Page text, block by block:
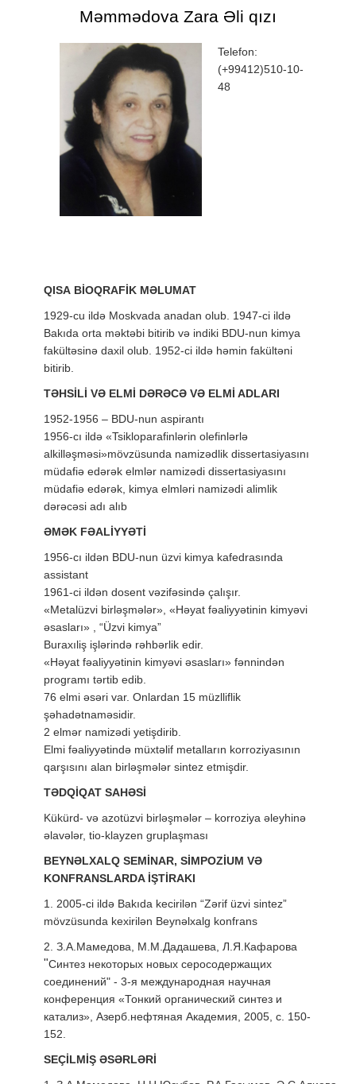
Məmmədova Zara Əli qızı
Telefon:
(+99412)510-10-
48
QISA BİOQRAFİK MƏLUMAT
1929-cu ildə Moskvada anadan olub. 1947-ci ildə
Bakıda orta məktəbi bitirib və indiki BDU-nun kimya
fakültəsinə daxil olub. 1952-ci ildə həmin fakültəni
bitirib.
TƏHSİLİ VƏ ELMİ DƏRƏCƏ VƏ ELMİ ADLARI
1952-1956 – BDU-nun aspirantı
1956-cı ildə «Tsikloparafinlərin olefinlərlə
alkilləşməsi»mövzüsunda namizədlik dissertasiyasını
müdafiə edərək elmlər namizədi dissertasiyasını
müdafiə edərək, kimya elmləri namizədi alimlik
dərəcəsi adı alıb
ƏMƏK FƏALİYYƏTİ
1956-cı ildən BDU-nun üzvi kimya kafedrasında
assistant
1961-ci ildən dosent vəzifəsində çalışır.
«Metalüzvi birləşmələr», «Həyat fəaliyyətinin kimyəvi
əsasları» , “Üzvi kimya”
Buraxıliş işlərində rəhbərlik edir.
«Həyat fəaliyyətinin kimyəvi əsasları» fənnindən
programı tərtib edib.
76 elmi əsəri var. Onlardan 15 müzlliflik
şəhadətnaməsidir.
2 elmər namizədi yetişdirib.
Elmi fəaliyyətində müxtəlif metalların korroziyasının
qarşısını alan birləşmələr sintez etmişdir.
TƏDQİQAT SAHƏSİ
Kükürd- və azotüzvi birləşmələr – korroziya əleyhinə
əlavələr, tio-klayzen gruplaşması
BEYNƏLXALQ SEMİNAR, SİMPOZİUM VƏ
KONFRANSLARDA İŞTİRAKI
1. 2005-ci ildə Bakıda kecirilən “Zərif üzvi sintez”
mövzüsunda kexirilən Beynəlxalg konfrans
2. З.А.Мамедова, М.М.Дадашева, Л.Я.Кафарова
"Синтез некоторых новых серосодержащих
соединений" - 3-я международная научная
конференция «Тонкий органический синтез и
катализ», Азерб.нефтяная Академия, 2005, с. 150-
152.
SEÇİLMİŞ ƏSƏRLƏRİ